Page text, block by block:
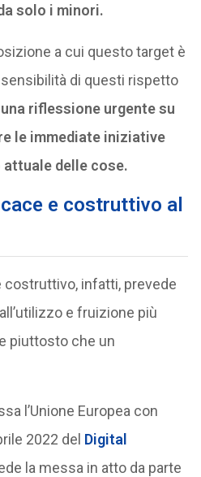
solo i minori.
a cui questo target è
di questi rispetto
una riflessione urgente su
le immediate iniziative
delle cose.
e costruttivo al
costruttivo, infatti, prevede
e fruizione più
piuttosto che un
l’Unione Europea con
2022 del Digital
la messa in atto da parte